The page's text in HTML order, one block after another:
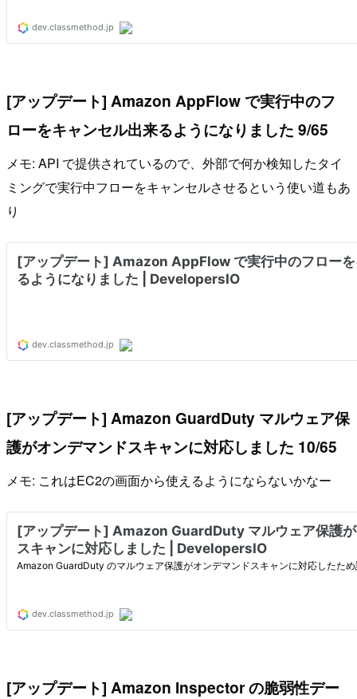
[アップデート] Amazon AppFlow で実行中のフ
ローをキャンセル出来るようになりました 9/65
メモ: API で提供されているので、外部で何か検知したタイ
ミングで実行中フローをキャンセルさせるという使い道もあ
り
[アップデート] Amazon GuardDuty マルウェア保
護がオンデマンドスキャンに対応しました 10/65
メモ: これはEC2の画面から使えるようにならないかなー
[アップデート] Amazon Inspector の脆弱性デー